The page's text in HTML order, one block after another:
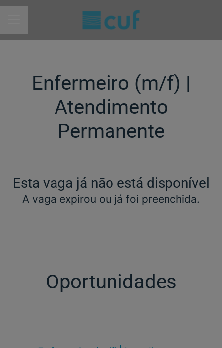
MENU DE CARREIRAS
Enfermeiro (m/f)​ |
Atendimento
Permanente
Esta vaga já não está disponível
A vaga expirou ou já foi preenchida.
Oportunidades